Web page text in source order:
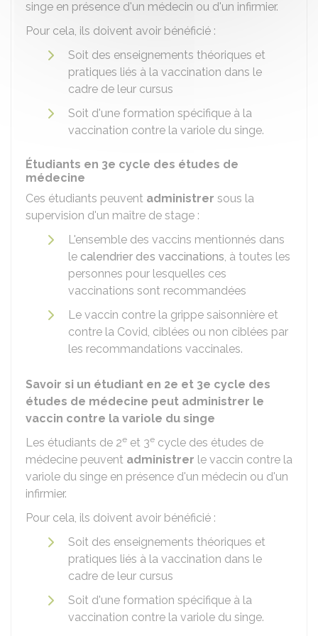
singe en présence d'un médecin ou d'un infirmier.
Pour cela, ils doivent avoir bénéficié :
Soit des enseignements théoriques et
pratiques liés à la vaccination dans le
cadre de leur cursus
Soit d'une formation spécifique à la
vaccination contre la variole du singe.
Étudiants en 3e cycle des études de
médecine
Ces étudiants peuvent administrer sous la
supervision d'un maître de stage :
L'ensemble des vaccins mentionnés dans
le calendrier des vaccinations, à toutes les
personnes pour lesquelles ces
vaccinations sont recommandées
Le vaccin contre la grippe saisonnière et
contre la Covid, ciblées ou non ciblées par
les recommandations vaccinales.
Savoir si un étudiant en 2e et 3e cycle des
études de médecine peut administrer le
vaccin contre la variole du singe
Les étudiants de 2e et 3e cycle des études de
médecine peuvent administrer le vaccin contre la
variole du singe en présence d'un médecin ou d'un
infirmier.
Pour cela, ils doivent avoir bénéficié :
Soit des enseignements théoriques et
pratiques liés à la vaccination dans le
cadre de leur cursus
Soit d'une formation spécifique à la
vaccination contre la variole du singe.